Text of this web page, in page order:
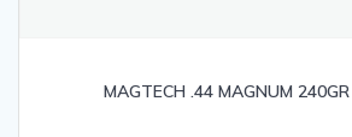
MAGTECH .44 MAGNUM